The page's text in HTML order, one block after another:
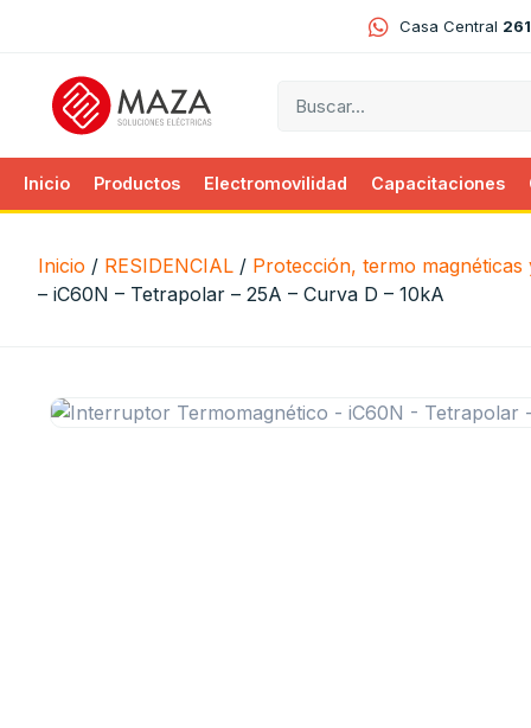
Casa Central
Inicio Productos Electromovilidad Capacitaciones
Inicio / RESIDENCIAL / Protección, termo magnéticas
– iC60N – Tetrapolar – 25A – Curva D – 10kA